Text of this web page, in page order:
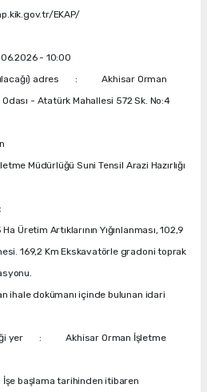
EKAP/
- 10:00
açılacağı) adres : Akhisar Orman
- Atatürk Mahallesi 572 Sk. No:4
Müdürlüğü Suni Tensil Arazi Hazırlığı
:
Üretim Artıklarının Yığınlanması, 102,9
169,2 Km Ekskavatörle gradoni toprak
ihale dokümanı içinde bulunan idari
yer : Akhisar Orman İşletme
başlama tarihinden itibaren